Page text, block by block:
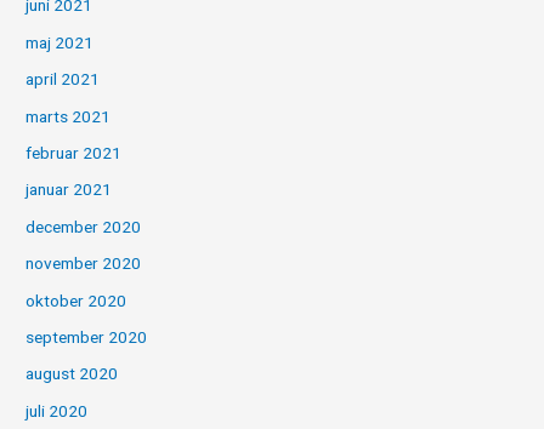
juni 2021
maj 2021
april 2021
marts 2021
februar 2021
januar 2021
december 2020
november 2020
oktober 2020
september 2020
august 2020
juli 2020